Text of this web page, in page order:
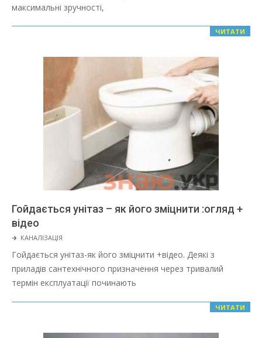
максимальні зручності,
ЧИТАТИ
Гойдається унітаз – як його зміцнити :огляд +
відео
2022-
03-
08
🡲 КАНАЛІЗАЦІЯ
Гойдається унітаз-як його зміцнити +відео. Деякі з
приладів сантехнічного призначення через тривалий
термін експлуатації починають
ЧИТАТИ